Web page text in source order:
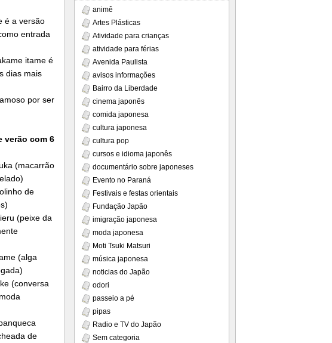
é a versão
entrada
itame é
dias mais
por ser
verão com 6
(macarrão
de
(peixe da
(alga
(conversa
de
animê
Artes Plásticas
Atividade para crianças
atividade para férias
Avenida Paulista
avisos informações
Bairro da Liberdade
cinema japonês
comida japonesa
cultura japonesa
cultura pop
cursos e idioma japonês
documentário sobre japoneses
Evento no Paraná
Festivais e festas orientais
Fundação Japão
imigração japonesa
moda japonesa
Moti Tsuki Matsuri
música japonesa
noticias do Japão
odori
passeio a pé
pipas
Radio e TV do Japão
Sem categoria